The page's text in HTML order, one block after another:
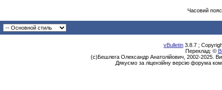
Часовий
vBulletin 3.8.7 ;
Переклад: ©
(с)Бешлега Олександр Анатолійович, 2002-2025.
Дякуємо за ліцензійну версію форума